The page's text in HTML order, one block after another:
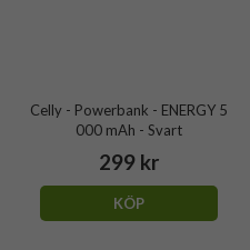
Celly - Powerbank - ENERGY 5
000 mAh - Svart
299 kr
KÖP